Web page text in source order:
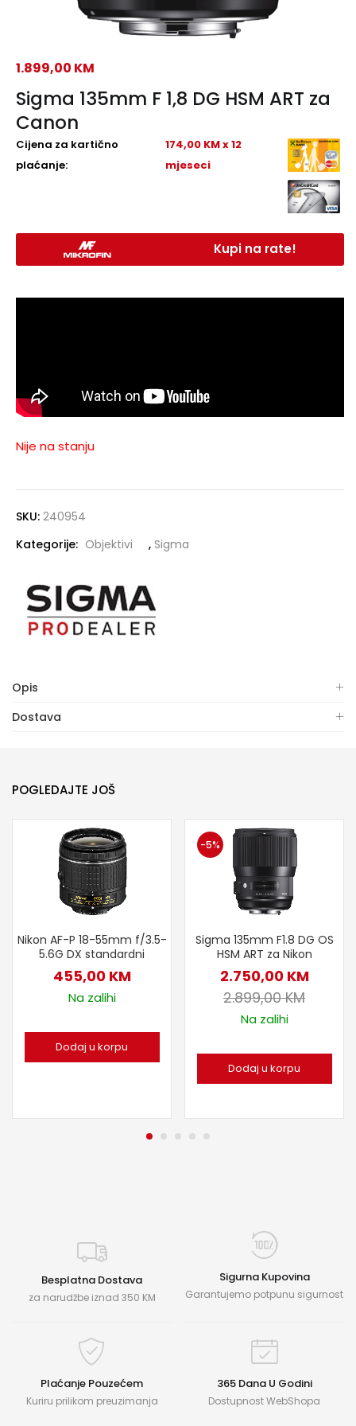
Sigma 135mm F 1,8 DG HSM ART za
Canon
1.899,00 KM
Cijena za kartično
plaćanje:
174,00 KM x 12
mjeseci
Kupi na rate!
Nije na stanju
SKU: 240954
Kategorije: Objektivi , Sigma
Opis
Dostava
POGLEDAJTE JOŠ
Nikon AF-P 18-55mm f/3.5-
5.6G DX standardni
455,00 KM
Na zalihi
Dodaj u korpu
-5%
Sigma 135mm F1.8 DG OS
HSM ART za Nikon
2.750,00 KM
2.899,00KM
Na zalihi
Dodaj u korpu
Besplatna Dostava
za narudžbe iznad 350 KM
Sigurna Kupovina
Garantujemo potpunu sigurnost
Plaćanje Pouzećem
Kuriru prilikom preuzimanja
365 Dana U Godini
Dostupnost WebShopa